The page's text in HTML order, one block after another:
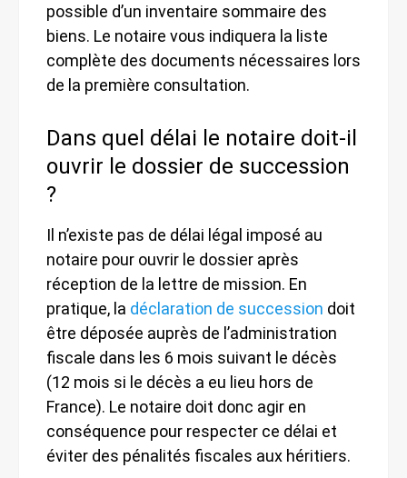
possible d’un inventaire sommaire des
biens. Le notaire vous indiquera la liste
complète des documents nécessaires lors
de la première consultation.
Dans quel délai le notaire doit-il
ouvrir le dossier de succession
?
Il n’existe pas de délai légal imposé au
notaire pour ouvrir le dossier après
réception de la lettre de mission. En
pratique, la déclaration de succession doit
être déposée auprès de l’administration
fiscale dans les 6 mois suivant le décès
(12 mois si le décès a eu lieu hors de
France). Le notaire doit donc agir en
conséquence pour respecter ce délai et
éviter des pénalités fiscales aux héritiers.